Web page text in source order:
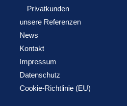
Privatkunden
unsere Referenzen
News
Kontakt
Impressum
Datenschutz
Cookie-Richtlinie (EU)